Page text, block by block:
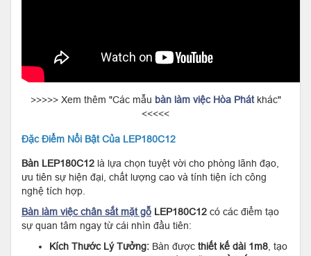
>>>>> Xem thêm "Các mẫu bàn làm việc Hòa Phátkhác"
<<<<<
Đặc Điểm Nổi Bật Của LEP180C12
Bàn LEP180C12 là lựa chọn tuyệt vời cho phòng lãnh đạo,
ưu tiên sự hiện đại, chất lượng cao và tính tiện ích công
nghệ tích hợp.
Bàn làm việc chân sắt mặt gỗ LEP180C12 có các điểm tạo
sự quan tâm ngay từ cái nhìn đầu tiên:
Kích Thước Lý Tưởng: Bàn được thiết kế dài 1m8, tạo